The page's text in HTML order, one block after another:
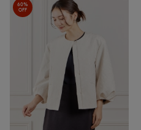
60%
OFF